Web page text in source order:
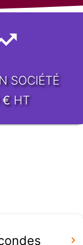
SOCIÉTÉ
€HT